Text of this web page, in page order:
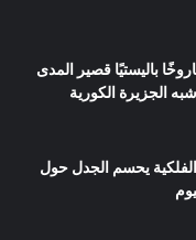
باليستيًا قصير المدى
الجزيرة الكورية
يحسم الجدل حول